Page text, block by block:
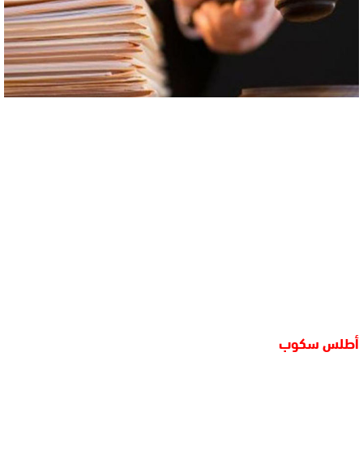
أطلس سكوب